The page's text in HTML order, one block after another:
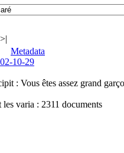
>|
Metadata
10-29
: Vous êtes assez grand
les varia : 2311 documents